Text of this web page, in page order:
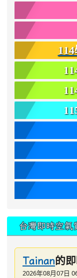
台灣即時空氣
Tainan的
2026年08月07日